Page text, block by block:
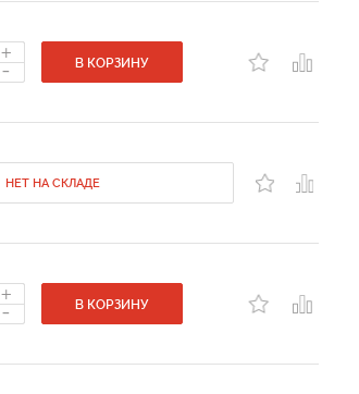
+
- В КОРЗИНУ
НЕТ НА СКЛАДЕ
+
- В КОРЗИНУ